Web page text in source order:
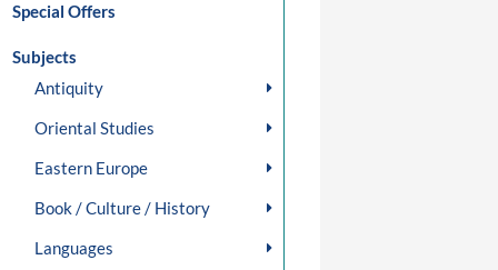
Special Offers
Subjects
Antiquity
Oriental Studies
Eastern Europe
Book / Culture / History
Languages